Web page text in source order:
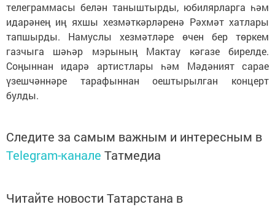
телеграммасы белән таныштырды, юбилярларга һәм
идарәнең иң яхшы хезмәткәрләренә Рәхмәт хатлары
тапшырды. Намуслы хезмәтләре өчен бер төркем
газчыга шәһәр мэрының Мактау кәгазе бирелде.
Соңыннан идарә артистлары һәм Мәдәният сарае
үзешчәннәре тарафыннан оештырылган концерт
булды.
Следите за самым важным и интересным в
Telegram-канале Татмедиа
Читайте новости Татарстана в